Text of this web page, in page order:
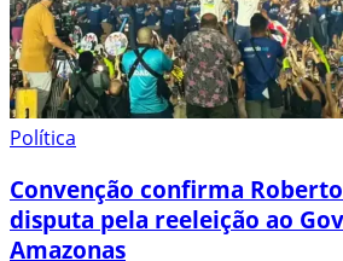
Política
Convenção confirma
disputa pela reeleição ao
Amazonas